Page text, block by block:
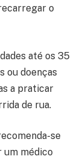
o
até os 35
ou doenças
a praticar
de rua.
se
um médico